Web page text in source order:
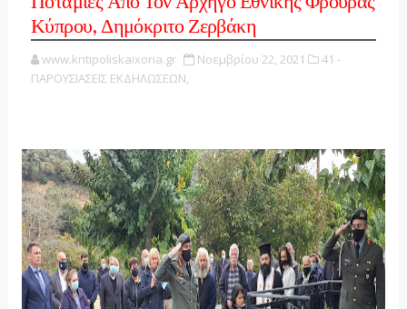
Κύπρου, Δημόκριτο Ζερβάκη
www.kritipoliskaixoria.gr Νοεμβρίου 22, 2021
41 -
ΠΑΡΟΥΣΙΑΣΕΙΣ ΕΚΔΗΛΩΣΕΩΝ,